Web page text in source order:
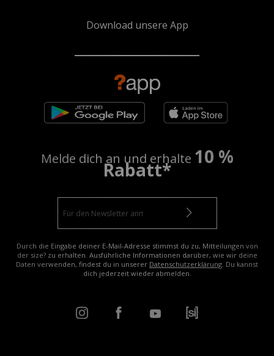
Download unsere App
Melde dich an und erhalte 10 %
Rabatt*
Durch die Eingabe deiner E-Mail-Adresse stimmst du zu, Mitteilungen von
der size? zu erhalten. Ausführliche Informationen darüber, wie wir deine
Daten verwenden, findest du in unserer Datenschutzerklärung. Du kannst
dich jederzeit wieder abmelden.